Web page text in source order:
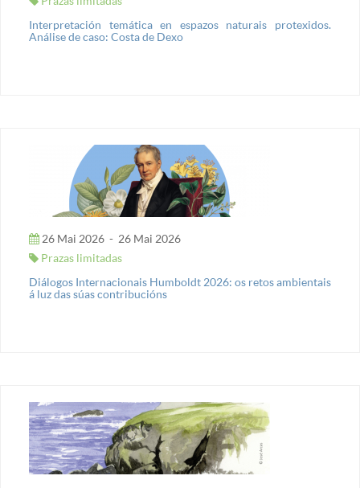
Interpretación temática en espazos naturais protexidos.
Análise de caso: Costa de Dexo
26 Mai 2026 - 26 Mai 2026
Prazas limitadas
Diálogos Internacionais Humboldt 2026: os retos ambientais
á luz das súas contribucións